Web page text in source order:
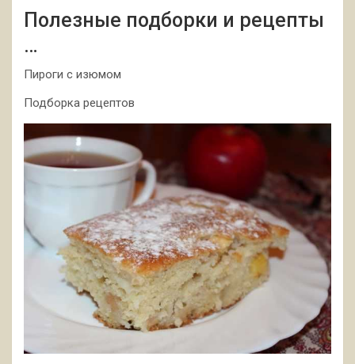
Полезные подборки и рецепты
…
Пироги с изюмом
Подборка рецептов